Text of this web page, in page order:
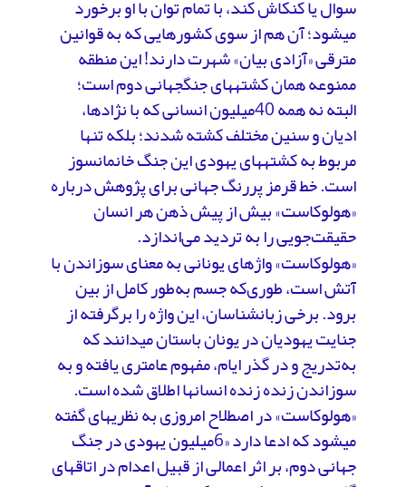
سوال یا کنکاش کند، با تمام توان با او برخورد
می­شود؛ آن هم از سوی کشورهایی که به قوانین
مترقی «آزادی ­بیان» شهرت دارند! این منطقه
ممنوعه همان کشته­های جنگ­جهانی دوم است؛
البته نه همه­ 40میلیون انسانی که با نژادها،
ادیان و سنین مختلف کشته شدند؛ بلکه تنها
مربوط به کشته­های یهودی این جنگ خانمان­سوز
است. خط قرمز پررنگ جهانی برای پژوهش درباره
«هولوکاست» بیش از پیش ذهن هر انسان
حقیقت‌جویی را به تردید می‌اندازد.
«هولوکاست» واژه­ای یونانی به معنای سوزاندن با
آتش است، طوری‌که جسم به‌طور کامل از بین
برود. برخی زبان­شناسان، این واژه را برگرفته از
جنایت یهودیان در یونان باستان می­دانند که
به‌تدریج و در گذر ایام، مفهوم عام­تری یافته و به
سوزاندن زنده زنده انسان­ها اطلاق شده است.
«هولوکاست» در اصطلاح امروزی به نظریه­ای گفته
می­شود که ادعا دارد «6میلیون یهودی در جنگ
جهانی دوم، بر اثر اعمالی از قبیل اعدام در اتاق­های